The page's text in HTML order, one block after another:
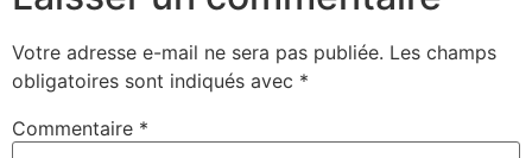
Votre adresse e-mail ne sera pas publiée. Les champs
obligatoires sont indiqués avec *
Commentaire *